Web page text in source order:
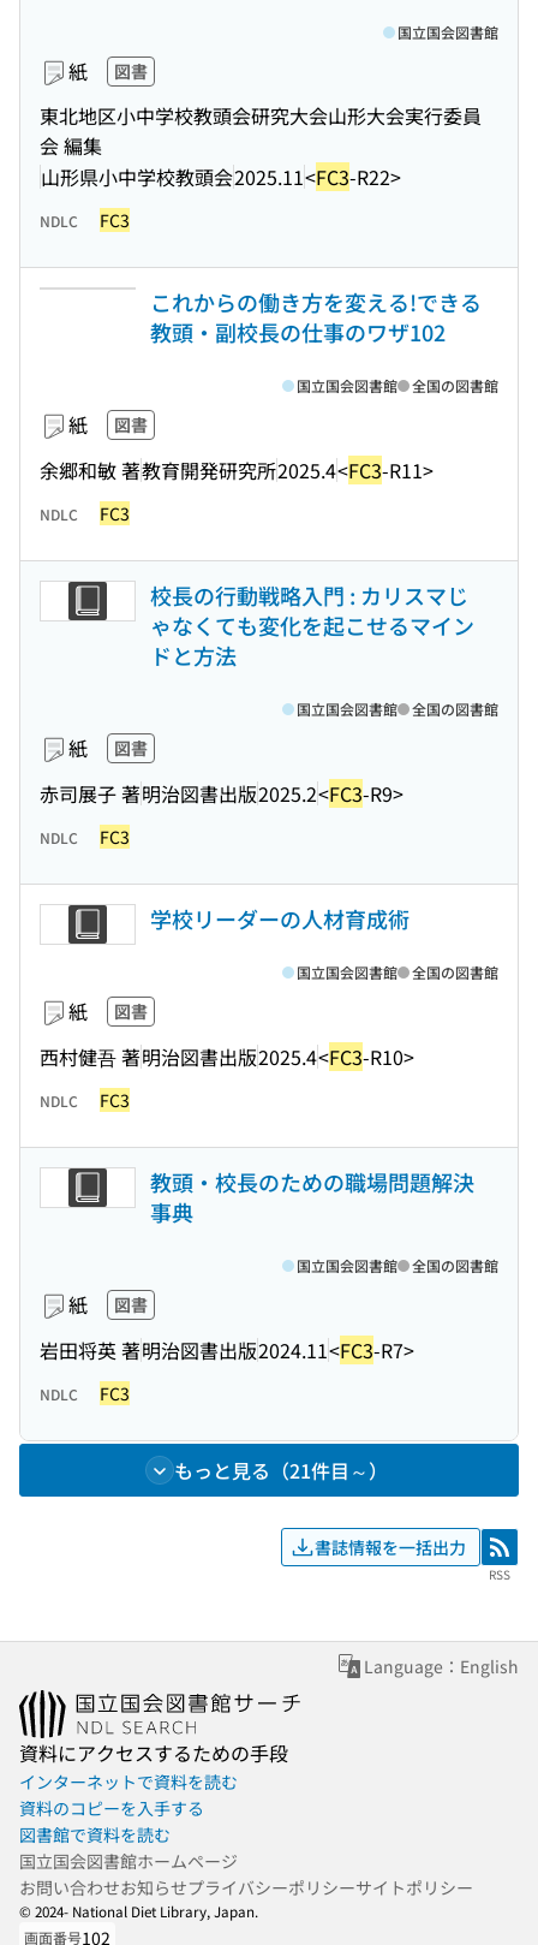
紙 図書
東北地区小中学校教頭会研究大会山形大会実行委員
会 編集
山形県小中学校教頭会2025.11<FC3-R22>
国立国会図書館
NDLC FC3
これからの働き方を変える!できる
教頭・副校長の仕事のワザ102
紙 図書
余郷和敏 著教育開発研究所2025.4<FC3-R11>
国立国会図書館 全国の図書館
NDLC FC3
校長の行動戦略入門 : カリスマじ
ゃなくても変化を起こせるマイン
ドと方法
紙 図書
赤司展子 著明治図書出版2025.2<FC3-R9>
国立国会図書館 全国の図書館
NDLC FC3
学校リーダーの人材育成術
紙 図書
西村健吾 著明治図書出版2025.4<FC3-R10>
国立国会図書館 全国の図書館
NDLC FC3
教頭・校長のための職場問題解決
事典
紙 図書
岩田将英 著明治図書出版2024.11<FC3-R7>
国立国会図書館 全国の図書館
NDLC FC3
もっと見る（21件目～）
書誌情報を一括出力 RSS
RSS
Language：English
資料にアクセスするための手段
インターネットで資料を読む
資料のコピーを入手する
図書館で資料を読む
国立国会図書館ホームページ
お問い合わせお知らせプライバシーポリシーサイトポリシー
© 2024- National Diet Library, Japan.
画面番号102